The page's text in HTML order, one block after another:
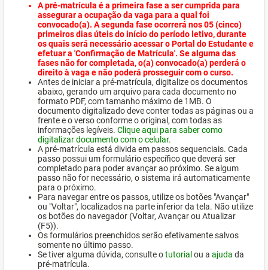
A pré-matrícula é a primeira fase a ser cumprida para
assegurar a ocupação da vaga para a qual foi
convocado(a). A segunda fase ocorrerá nos 05 (cinco)
primeiros dias úteis do início do período letivo, durante
os quais será necessário acessar o Portal do Estudante e
efetuar a 'Confirmação de Matrícula'. Se alguma das
fases não for completada, o(a) convocado(a) perderá o
direito à vaga e não poderá prosseguir com o curso.
Antes de iniciar a pré-matrícula, digitalize os documentos
abaixo, gerando um arquivo para cada documento no
formato PDF, com tamanho máximo de 1MB. O
documento digitalizado deve conter todas as páginas ou a
frente e o verso conforme o original, com todas as
informações legíveis. Clique aqui para saber como
digitalizar documento com o celular.
A pré-matrícula está divida em passos sequenciais. Cada
passo possui um formulário específico que deverá ser
completado para poder avançar ao próximo. Se algum
passo não for necessário, o sistema irá automaticamente
para o próximo.
Para navegar entre os passos, utilize os botões "Avançar"
ou "Voltar", localizados na parte inferior da tela. Não utilize
os botões do navegador (Voltar, Avançar ou Atualizar
(F5)).
Os formulários preenchidos serão efetivamente salvos
somente no último passo.
Se tiver alguma dúvida, consulte otutorial ou a ajuda da
pré-matrícula.